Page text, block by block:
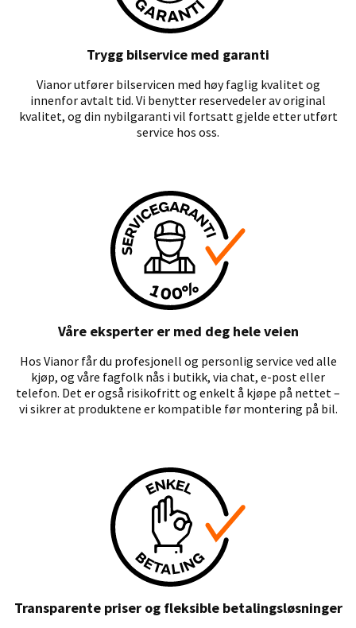
Trygg bilservice med garanti
Vianor utfører bilservicen med høy faglig kvalitet og
innenfor avtalt tid. Vi benytter reservedeler av original
kvalitet, og din nybilgaranti vil fortsatt gjelde etter utført
service hos oss.
Våre eksperter er med deg hele veien
Hos Vianor får du profesjonell og personlig service ved alle
kjøp, og våre fagfolk nås i butikk, via chat, e-post eller
telefon. Det er også risikofritt og enkelt å kjøpe på nettet –
vi sikrer at produktene er kompatible før montering på bil.
Transparente priser og fleksible betalingsløsninger